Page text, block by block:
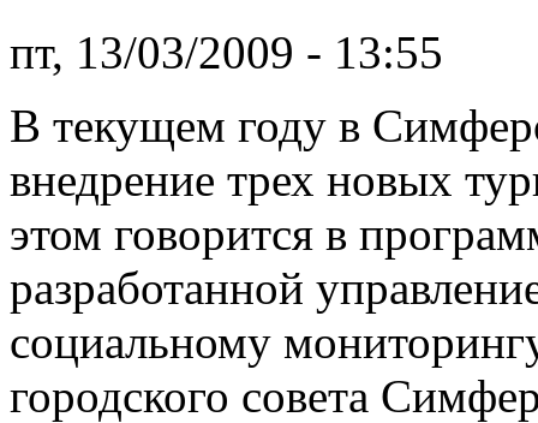
пт, 13/03/2009 - 13:55
В текущем году в
внедрение трех новых
этом говорится в
разработанной
социальному
городского совета